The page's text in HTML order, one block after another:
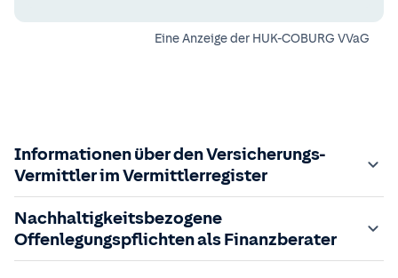
Eine Anzeige der HUK-COBURG VVaG
Informationen über den Versicherungs-
Vermittler im Vermittlerregister
Zuständige Aufsichtsbehörde:
Der Vermittler ist gebundener Versicherungsvermittler
gem. §34d GewO, bei der zuständigen IHK gemeldet und
Nachhaltigkeitsbezogene
Offenlegungspflichten als Finanzberater